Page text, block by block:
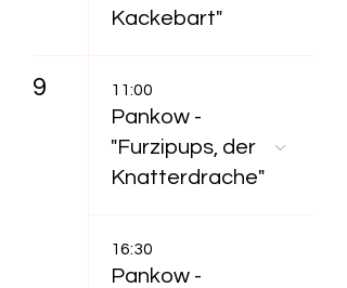
Kackebart"
9 11:00
Pankow -
"Furzipups, der
Knatterdrache"
16:30
Pankow -